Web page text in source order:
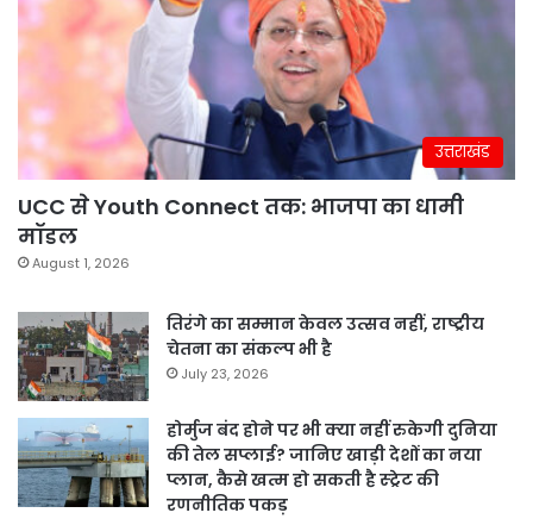
उत्तराखंड
UCC से Youth Connect तक: भाजपा का धामी
मॉडल
August 1, 2026
तिरंगे का सम्मान केवल उत्सव नहीं, राष्ट्रीय
चेतना का संकल्प भी है
July 23, 2026
होर्मुज बंद होने पर भी क्या नहीं रुकेगी दुनिया
की तेल सप्लाई? जानिए खाड़ी देशों का नया
प्लान, कैसे खत्म हो सकती है स्ट्रेट की
रणनीतिक पकड़